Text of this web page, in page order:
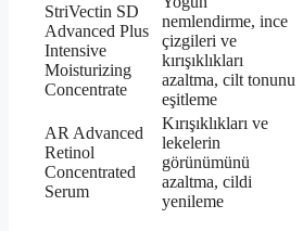
StriVectin SD
Advanced Plus
Intensive
Moisturizing
Concentrate
nemlendirme, ince
çizgileri ve
kırışıklıkları
azaltma, cilt tonunu
eşitleme
AR Advanced
Retinol
Concentrated
Serum
Kırışıklıkları ve
lekelerin
görünümünü
azaltma, cildi
yenileme